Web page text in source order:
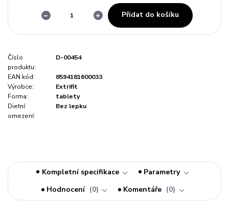
Přidat do košíku
Číslo
produktu:
D-00454
EAN kód:
8594181600033
Výrobce:
Extrifit
Forma:
tablety
Dietní
omezení:
Bez lepku
Kompletní specifikace
Parametry
Hodnocení
0 Komentáře 0